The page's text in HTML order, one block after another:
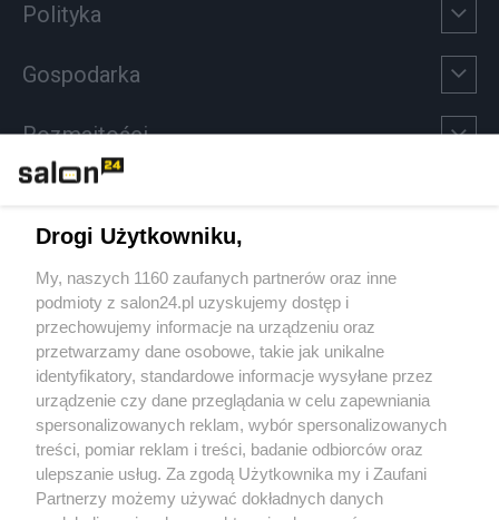
Polityka
Gospodarka
Rozmaitości
Sport
Społeczeństwo
Kultura
X Facebook Instagram Youtube
Drogi Użytkowniku,
My, naszych 1160 zaufanych partnerów oraz inne
podmioty z salon24.pl uzyskujemy dostęp i
przechowujemy informacje na urządzeniu oraz
przetwarzamy dane osobowe, takie jak unikalne
identyfikatory, standardowe informacje wysyłane przez
urządzenie czy dane przeglądania w celu zapewniania
spersonalizowanych reklam, wybór spersonalizowanych
treści, pomiar reklam i treści, badanie odbiorców oraz
ulepszanie usług. Za zgodą Użytkownika my i Zaufani
Partnerzy możemy używać dokładnych danych